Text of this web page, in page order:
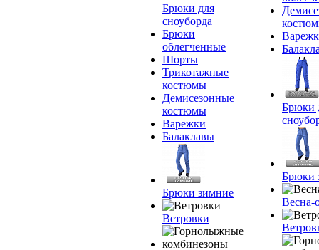
Брюки для
сноуборда
Брюки
облегченные
Шорты
Трикотажные
костюмы
Демисезонные
костюмы
Варежки
Балаклавы
Брюки зимние
Ветровки
Брюки
Брюки
Весна-